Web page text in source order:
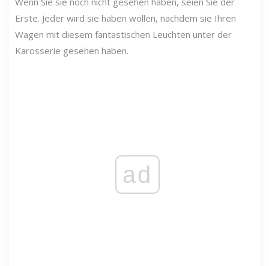
Erste. Jeder wird sie haben wollen, nachdem sie Ihren
Wagen mit diesem fantastischen Leuchten unter der
Karosserie gesehen haben.
ad